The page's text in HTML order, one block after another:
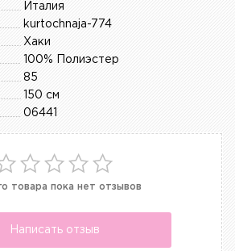
Италия
kurtochnaja-774
Хаки
100% Полиэстер
85
150 см
06441
товара пока нет отзывов
Написать отзыв